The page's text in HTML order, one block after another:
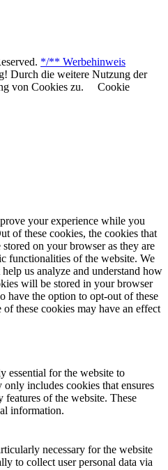
*/** Werbehinweis
Durch die weitere Nutzung der
von Cookies zu.
Cookie
your experience while you
of these cookies, the cookies that
stored on your browser as they are
functionalities of the website. We
us analyze and understand how
will be stored in your browser
have the option to opt-out of these
these cookies may have an effect
essential for the website to
includes cookies that ensures
of the website. These
information.
necessary for the website
to collect user personal data via